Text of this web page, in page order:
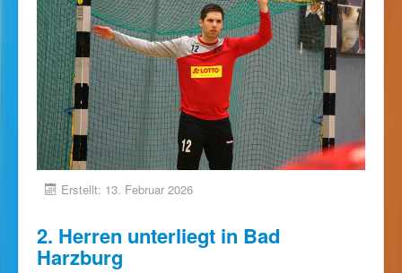
Erstellt: 13. Februar 2026
2. Herren unterliegt in Bad
Harzburg